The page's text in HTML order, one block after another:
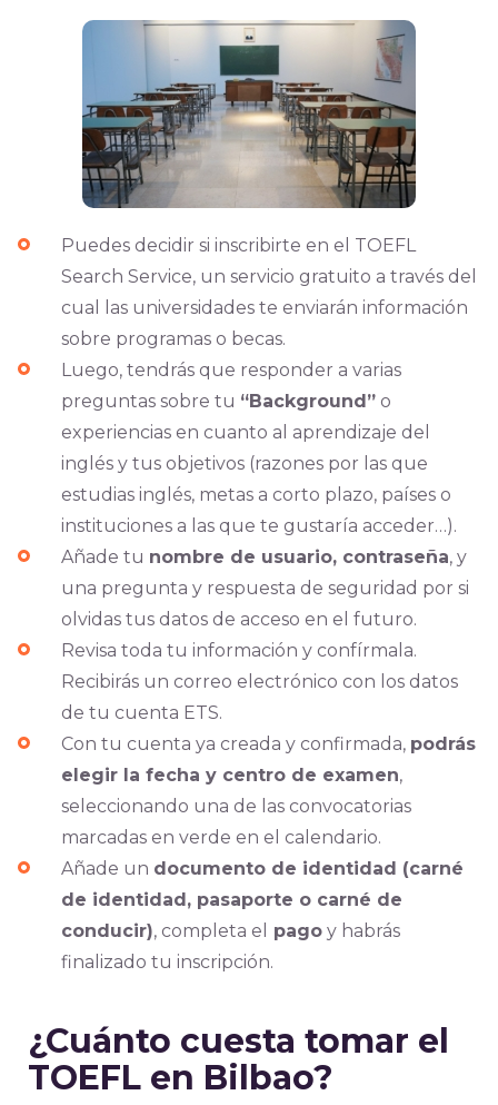
Puedes decidir si inscribirte en el TOEFL
Search Service, un servicio gratuito a través del
cual las universidades te enviarán información
sobre programas o becas.
Luego, tendrás que responder a varias
preguntas sobre tu “Background”o
experiencias en cuanto al aprendizaje del
inglés y tus objetivos (razones por las que
estudias inglés, metas a corto plazo, países o
instituciones a las que te gustaría acceder…).
Añade tu nombre de usuario, contraseña, y
una pregunta y respuesta de seguridad por si
olvidas tus datos de acceso en el futuro.
Revisa toda tu información y confírmala.
Recibirás un correo electrónico con los datos
de tu cuenta ETS.
Con tu cuenta ya creada y confirmada, podrás
elegir la fecha y centro de examen,
seleccionando una de las convocatorias
marcadas en verde en el calendario.
Añade un documento de identidad (carné
de identidad, pasaporte o carné de
conducir), completa el pagoy habrás
finalizado tu inscripción.
¿Cuánto cuesta tomar el
TOEFL en Bilbao?